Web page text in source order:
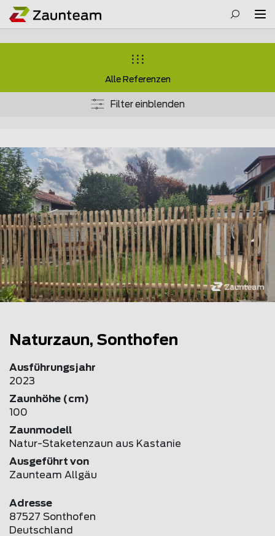
Alle Referenzen
Filter einblenden
Naturzaun, Sonthofen
Ausführungsjahr
2023
Zaunhöhe (cm)
100
Zaunmodell
Natur-Staketenzaun aus Kastanie
Ausgeführt von
Zaunteam Allgäu
Adresse
87527 Sonthofen
Deutschland